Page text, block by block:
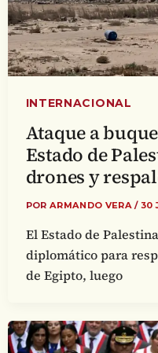
INTERNACIONAL
Ataque a
Estado de
drones y
POR ARMANDO VERA/ 30
El Estado de
diplomático para
de Egipto, luego